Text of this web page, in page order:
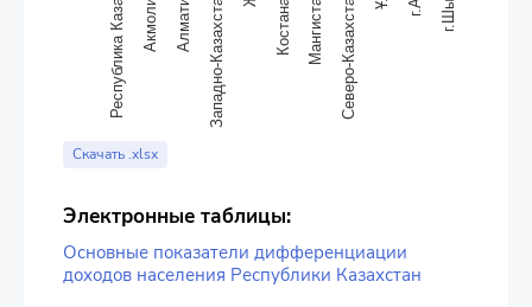
Республика Казахстан Западно-Казахстанская Северо-Казахстанская
End of interactive chart.
Скачать .xlsx
Электронные таблицы:
Основные показатели дифференциации
доходов населения Республики Казахстан